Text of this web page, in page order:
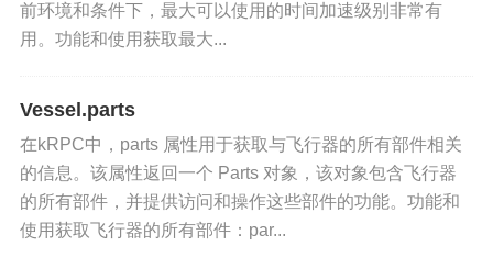
radius：获取飞行器当前轨道的半径，以米为单
semi_major_axis
单位。
semi_minor_axis：获取轨道的半短轴，以米为
单位。
前环境和条件下，最大可以使用的时间加速级别非常有
用。功能和使用获取最大...
Vessel.parts
在kRPC中，parts 属性用于获取与飞行器的所有部件相关
的信息。该属性返回一个 Parts 对象，该对象包含飞行器
的所有部件，并提供访问和操作这些部件的功能。功能和
使用获取飞行器的所有部件：par...